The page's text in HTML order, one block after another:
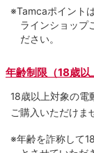
※Tamcaポイント
ラインショップ
ださい。
年齢制限（18歳
18歳以上対象の電
ご購入いただけま
※年齢を詐称して